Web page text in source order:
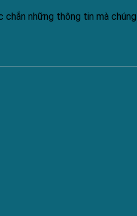
những thông tin mà